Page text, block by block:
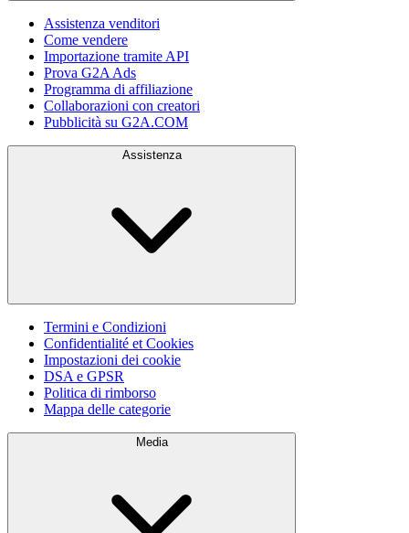
Assistenza venditori
Come vendere
Importazione tramite API
Prova G2A Ads
Programma di affiliazione
Collaborazioni con creatori
Pubblicità su G2A.COM
Assistenza
Termini e Condizioni
Confidentialité et Cookies
Impostazioni dei cookie
DSA e GPSR
Politica di rimborso
Mappa delle categorie
Media